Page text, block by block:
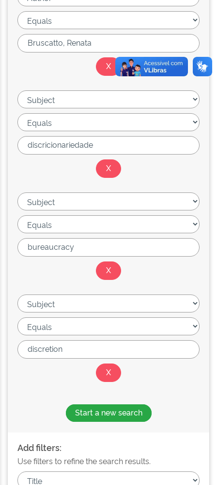
Start a new search
Add filters:
Use filters to refine the search results.